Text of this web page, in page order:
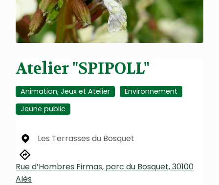
Atelier "SPIPOLL"
Animation, Jeux et Atelier
Environnement
Jeune public
Les Terrasses du Bosquet
Rue d’Hombres Firmas, parc du Bosquet, 30100
Alès